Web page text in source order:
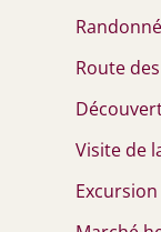
Route
Visite de